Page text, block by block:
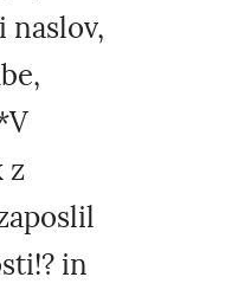
naslov,
z
in